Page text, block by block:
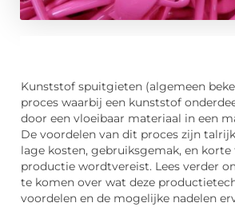
Kunststof spuitgieten (algemeen
proces waarbij een kunststof
door een vloeibaar materiaal in een
De voordelen van dit proces zijn
lage kosten, gebruiksgemak, en
productie wordtvereist. Lees verder
te komen over wat deze
voordelen en de mogelijke nadelen